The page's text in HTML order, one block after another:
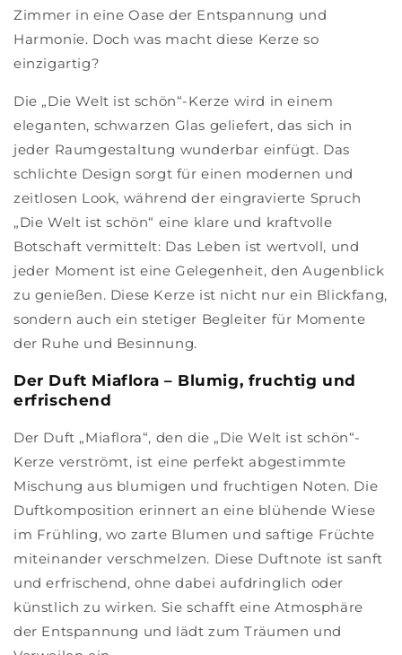
Zimmer in eine Oase der Entspannung und
Harmonie. Doch was macht diese Kerze so
einzigartig?
Die „Die Welt ist schön“-Kerze wird in einem
eleganten, schwarzen Glas geliefert, das sich in
jeder Raumgestaltung wunderbar einfügt. Das
schlichte Design sorgt für einen modernen und
zeitlosen Look, während der eingravierte Spruch
„Die Welt ist schön“ eine klare und kraftvolle
Botschaft vermittelt: Das Leben ist wertvoll, und
jeder Moment ist eine Gelegenheit, den Augenblick
zu genießen. Diese Kerze ist nicht nur ein Blickfang,
sondern auch ein stetiger Begleiter für Momente
der Ruhe und Besinnung.
Der Duft Miaflora – Blumig, fruchtig und
erfrischend
Der Duft „Miaflora“, den die „Die Welt ist schön“-
Kerze verströmt, ist eine perfekt abgestimmte
Mischung aus blumigen und fruchtigen Noten. Die
Duftkomposition erinnert an eine blühende Wiese
im Frühling, wo zarte Blumen und saftige Früchte
miteinander verschmelzen. Diese Duftnote ist sanft
und erfrischend, ohne dabei aufdringlich oder
künstlich zu wirken. Sie schafft eine Atmosphäre
der Entspannung und lädt zum Träumen und